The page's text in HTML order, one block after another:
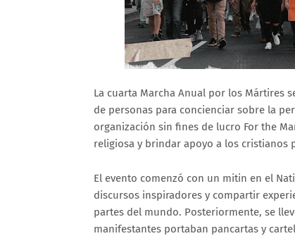
La cuarta Marcha Anual por los Mártires
de personas para concienciar sobre la
organización sin fines de lucro For the
religiosa y brindar apoyo a los cristianos
El evento comenzó con un mitin en el
discursos inspiradores y compartir
partes del mundo. Posteriormente, se
manifestantes portaban pancartas y